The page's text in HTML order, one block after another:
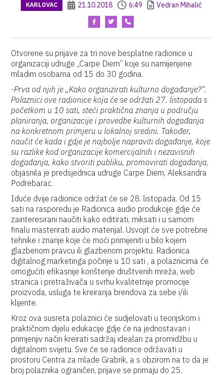
KARLOVAC 21.10.2018 6:49 Vedran Mihalić
Otvorene su prijave za tri nove besplatne radionice u
organizaciji udruge „Carpe Diem“ koje su namijenjene
mladim osobama od 15 do 30 godina.
-Prva od njih je „Kako organizirati kulturno događanje?“.
Polaznici ove radionice koja će se održati 27. listopada s
početkom u 10 sati, steći praktična znanja u području
planiranja, organizacije i provedbe kulturnih događanja
na konkretnom primjeru u lokalnoj sredini. Također,
naučit će kada i gdje je najbolje napraviti događanje, koje
su razlike kod organizacije komercijalnih i nezavisnih
događanja, kako stvoriti publiku, promovirati događanja,
objasnila je predsjednica udruge Carpe Diem, Aleksandra
Podrebarac.
Iduće dvije radionice održat će se 28. listopada. Od 15
sati na rasporedu je Radionica audio produkcije gdje će
zainteresirani naučiti kako editirati, miksati i u samom
finalu masterirati audio materijal. Usvojit će sve potrebne
tehnike i znanje koje će moći primijeniti u bilo kojem
glazbenom pravcu ili glazbenom projektu. Radionica
digitalnog marketinga počinje u 10 sati , a polaznicima će
omogućiti efikasnije korištenje društvenih mreža, web
stranica i pretraživača u svrhu kvalitetnije promocije
proizvoda, usluga te kreiranja brendova za sebe i/ili
klijente.
Kroz ova susreta polaznici će sudjelovati u teorijskom i
praktičnom dijelu edukacije gdje će na jednostavan i
primjenjiv način kreirati sadržaj idealan za promidžbu u
digitalnom svijetu. Sve će se radionice održavati u
prostoru Centra za mlade Grabrik, a s obzirom na to da je
broj polaznika ograničen, prijave se primaju do 25.